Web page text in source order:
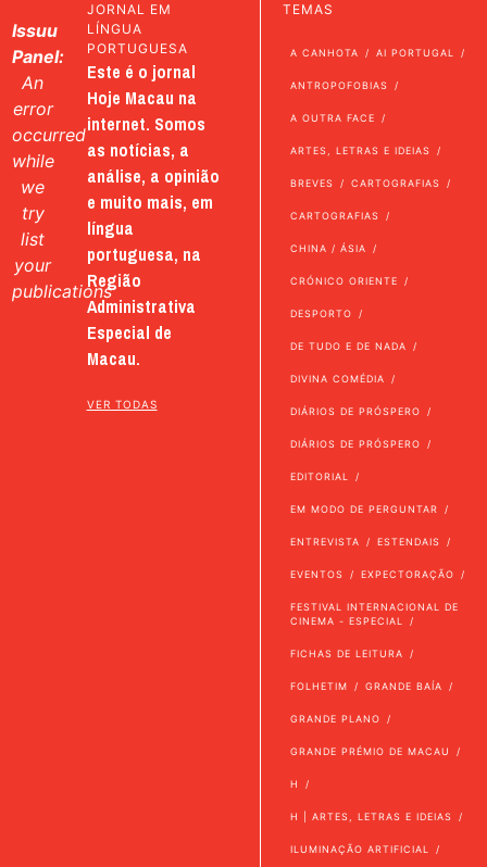
Issuu
Panel:
An
error
occurred
while
we
try
list
your
publications
JORNAL EM
LÍNGUA
PORTUGUESA
Este é o jornal
Hoje Macau na
internet. Somos
as notícias, a
análise, a opinião
e muito mais, em
língua
portuguesa, na
Região
Administrativa
Especial de
Macau.
VER TODAS
TEMAS
A CANHOTA AI PORTUGAL
ANTROPOFOBIAS
A OUTRA FACE
ARTES, LETRAS E IDEIAS
BREVES CARTOGRAFIAS
CARTOGRAFIAS
CHINA / ÁSIA
CRÓNICO ORIENTE
DESPORTO
DE TUDO E DE NADA
DIVINA COMÉDIA
DIÁRIOS DE PRÓSPERO
DIÁRIOS DE PRÓSPERO
EDITORIAL
EM MODO DE PERGUNTAR
ENTREVISTA ESTENDAIS
EVENTOS EXPECTORAÇÃO
FESTIVAL INTERNACIONAL DE
CINEMA - ESPECIAL
FICHAS DE LEITURA
FOLHETIM GRANDE BAÍA
GRANDE PLANO
GRANDE PRÉMIO DE MACAU
H
H | ARTES, LETRAS E IDEIAS
ILUMINAÇÃO ARTIFICIAL